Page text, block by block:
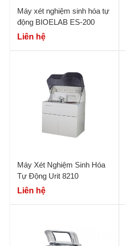
Máy xét nghiệm sinh hóa tự
động BIOELAB ES-200
Liên hệ
Máy Xét Nghiệm Sinh Hóa
Tự Động Urit 8210
Liên hệ